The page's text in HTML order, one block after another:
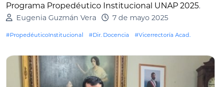
Programa Propedéutico Institucional UNAP 2025.
Eugenia Guzmán Vera 7 de mayo 2025
#PropedéuticoInstitucional #Dir. Docencia #Vicerrectoría Acad.